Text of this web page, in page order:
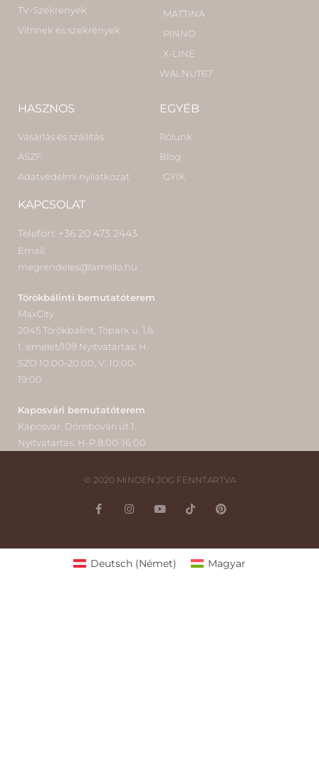
TV-Szekrények
Vitrinek és szekrények
MATTINA
PINNO
X-LINE
WALNUT67
HASZNOS
Vásárlás és szállítás
ÁSZF
Adatvédelmi nyilatkozat
KAPCSOLAT
Telefon: +36 20 473 2443
Email:
megrendeles@lamello.hu
Törökbálinti bemutatóterem
MaxCity
2045 Törökbálint, Tópark u. 1/a.
1. emelet/109 Nyitvatartás: H-
SZO 10:00-20:00, V: 10:00-
19:00
Kaposvári bemutatóterem
Kaposvár, Dómbóvári út 1.
Nyitvatartás: H-P 8:00-16:00
EGYÉB
Rólunk
Blog
GYIK
© 2020 MINDEN JOG FENNTARTVA
Deutsch (Német) Magyar